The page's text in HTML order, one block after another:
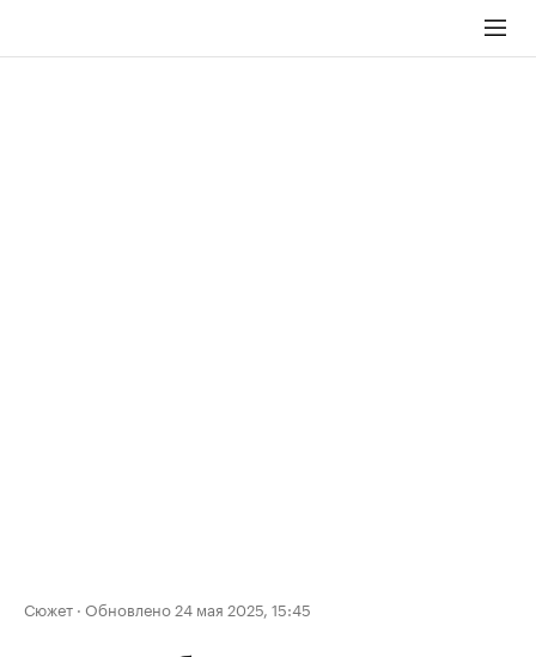
Сюжет · Обновлено 24 мая 2025, 15:45